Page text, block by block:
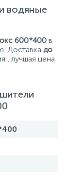
водяные
600*400 в
Доставка до
, лучшая цена